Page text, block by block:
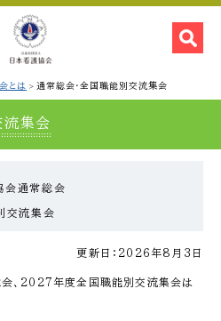
とは 通常総会・全国職能別交流集会
流集会
通常総会
流集会
更新日：2026年8月3日
、2027年度全国職能別交流集会は